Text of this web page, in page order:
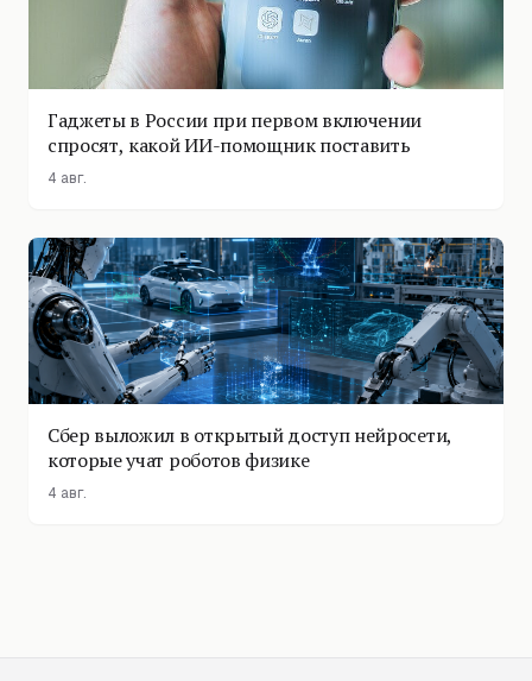
Гаджеты в России при первом включении
спросят, какой ИИ-помощник поставить
4 авг.
Сбер выложил в открытый доступ нейросети,
которые учат роботов физике
4 авг.